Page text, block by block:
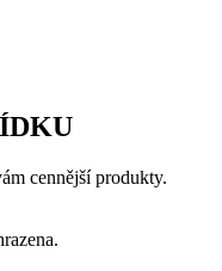
cennější produkty.